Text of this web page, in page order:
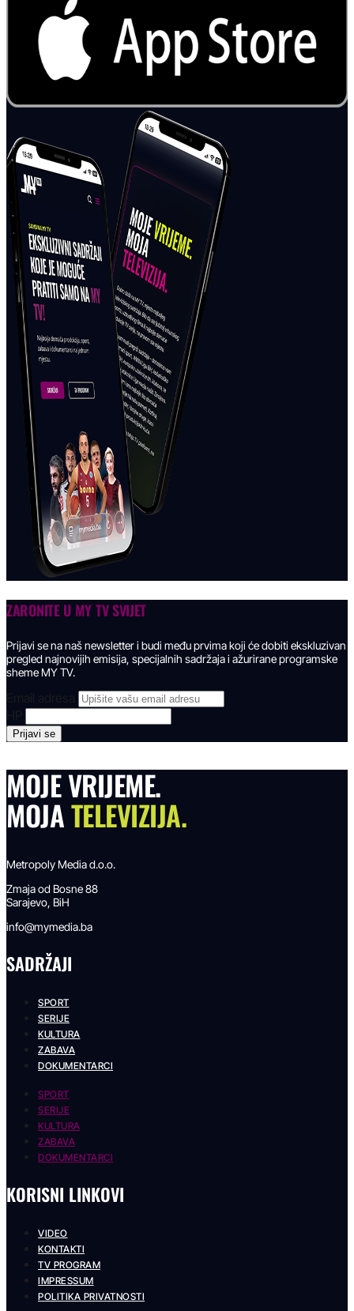
ZARONITE U MY TV SVIJET
Prijavi se na naš newsletter i budi među prvima koji će dobiti ekskluzivan
pregled najnovijih emisija, specijalnih sadržaja i ažurirane programske
sheme MY TV.
Email adresa
MOJE VRIJEME.
MOJATELEVIZIJA.
Metropoly Media d.o.o.
Zmaja od Bosne 88
Sarajevo, BiH
info@mymedia.ba
SADRŽAJI
SPORT
SERIJE
KULTURA
ZABAVA
DOKUMENTARCI
SPORT
SERIJE
KULTURA
ZABAVA
DOKUMENTARCI
KORISNI LINKOVI
VIDEO
KONTAKTI
TV PROGRAM
IMPRESSUM
POLITIKA PRIVATNOSTI